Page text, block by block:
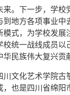
。下一步，学
地方各项事业
式，为学校发
统一战线成员
民族伟大复兴
川文化艺术学院
也是四川省绵